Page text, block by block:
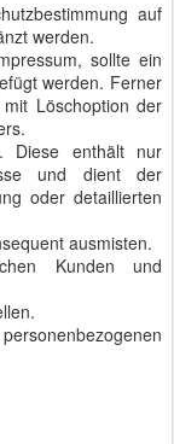
auf
werden.
sollte ein
werden. Ferner
Löschoption der
Diese enthält nur
und dient der
oder detaillierten
ausmisten.
Kunden und